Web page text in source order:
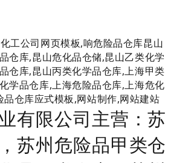
有限公司主营：苏
苏州危险品甲类仓